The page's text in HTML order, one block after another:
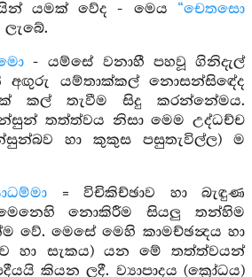
යමක් වේද - මෙය “චෙතසො
- යම්සේ වනාහී පහවූ ගිනිදැල්
යම්තාක්කල් නොසන්සිඳේද
කල් තැවීම සිදු කරන්නේමය.
තත්ත්වය නිසා මෙම උද්ධච්ච
හා කුකුස පසුතැවිල්ල) ම
= විචිකිච්ඡාව හා බැඳුණ
නොකිරීම සියලු තන්හිම
වේ. මෙසේ මෙහි කාමච්ඡන්‍දය හා
හා සැකය) යන මේ තත්ත්වයන්
කියන ලදී. ව්‍යාපාදය (ක්‍රෝධය)